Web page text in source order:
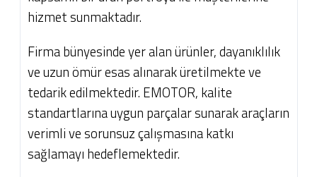
hizmet sunmaktadır.
Firma bünyesinde yer alan ürünler, dayanıklılık
ve uzun ömür esas alınarak üretilmekte ve
tedarik edilmektedir. EMOTOR, kalite
standartlarına uygun parçalar sunarak araçların
verimli ve sorunsuz çalışmasına katkı
sağlamayı hedeflemektedir.